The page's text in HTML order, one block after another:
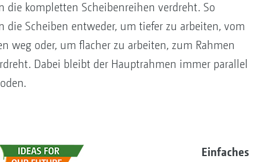
die kompletten Scheibenreihen verdreht. So
die Scheiben entweder, um tiefer zu arbeiten, vom
weg oder, um flacher zu arbeiten, zum Rahmen
Dabei bleibt der Hauptrahmen immer parallel
Einfaches